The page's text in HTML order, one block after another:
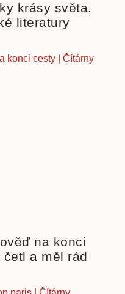
krásy světa.
literatury
na konci
a měl rád